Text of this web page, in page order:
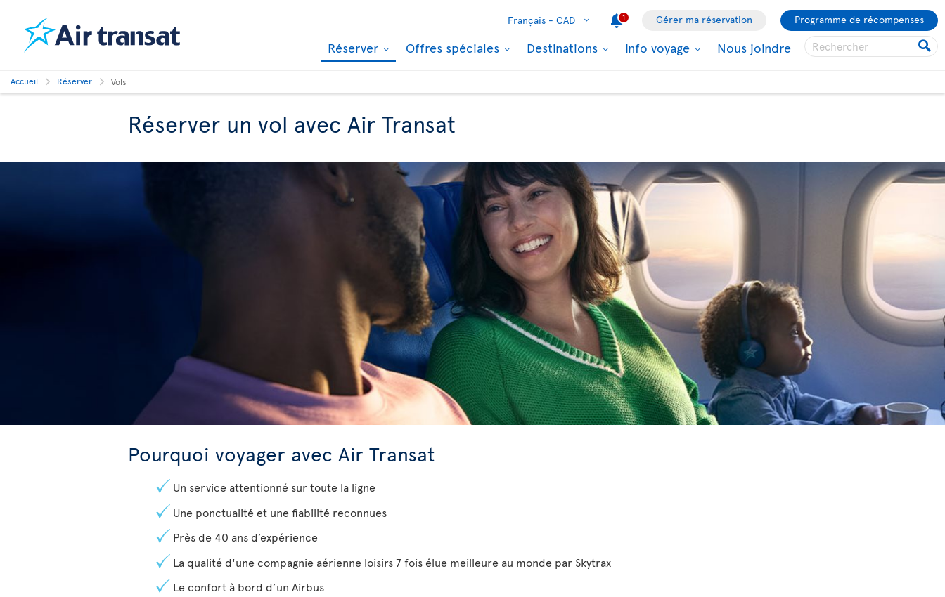
Français - CAD 1 Gérer ma réservation Programme de récompenses
Réserver Offres spéciales Destinations Info voyage Nous joindre
Accueil Réserver Vols
Réserver un vol avec Air Transat
Pourquoi voyager avec Air Transat
Un service attentionné sur toute la ligne
Une ponctualité et une fiabilité reconnues
Près de 40 ans d’expérience
La qualité d'une compagnie aérienne loisirs 7 fois élue meilleure au monde par Skytrax
Le confort à bord d’un Airbus